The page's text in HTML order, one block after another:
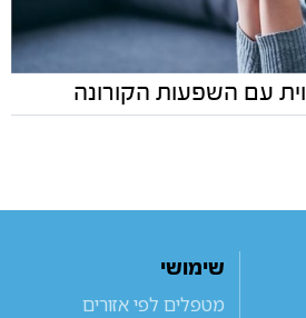
עם השפעות הקורונה
שימושי
מטפלים לפי אזורים